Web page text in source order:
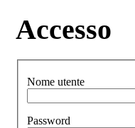
Accesso
Nome utente
Password